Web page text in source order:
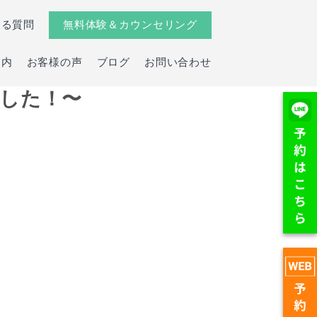
質問 無料体験＆カウンセリング
お客様の声 ブログ お問い合わせ
た！〜